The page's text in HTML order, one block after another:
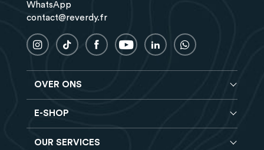
WhatsApp
contact@reverdy.fr
OVER ONS
BlogE-SHOP
Compleet voeder
OUR SERVICES